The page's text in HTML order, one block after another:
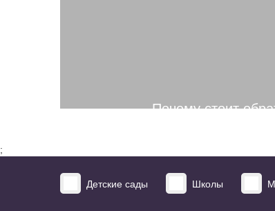
Почему стоит
;
Детские сады Школы